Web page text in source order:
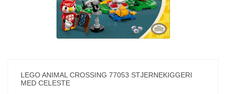
LEGO ANIMAL CROSSING 77053 STJERNEKIGGERI
MED CELESTE